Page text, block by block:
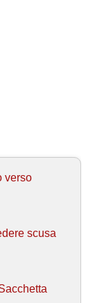
verso
scusa